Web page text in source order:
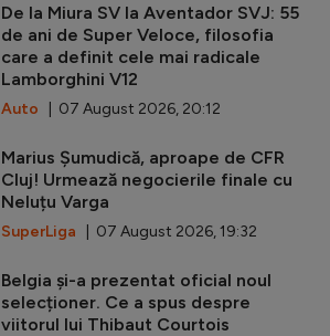
De la Miura SV la Aventador SVJ: 55
de ani de Super Veloce, filosofia
care a definit cele mai radicale
Lamborghini V12
Auto | 07 August 2026, 20:12
Marius Șumudică, aproape de CFR
Cluj! Urmează negocierile finale cu
Neluțu Varga
SuperLiga | 07 August 2026, 19:32
Belgia și-a prezentat oficial noul
selecționer. Ce a spus despre
viitorul lui Thibaut Courtois